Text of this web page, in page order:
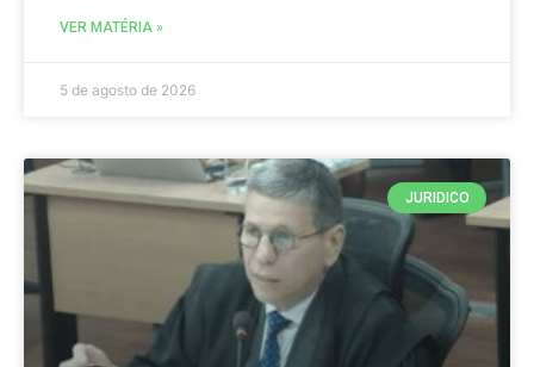
VER MATÉRIA »
5 de agosto de 2026
JURIDICO